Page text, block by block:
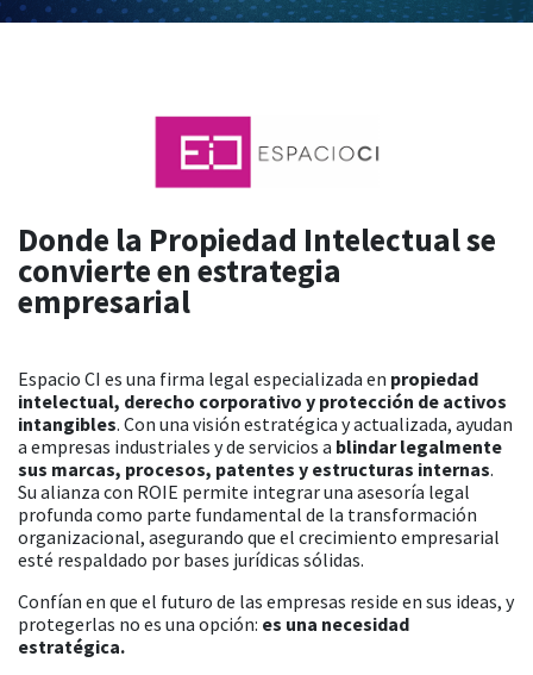
Donde la Propiedad Intelectual se
convierte en estrategia
empresarial
Espacio CI es una firma legal especializada en propiedad
intelectual, derecho corporativo y protección de activos
intangibles. Con una visión estratégica y actualizada, ayudan
a empresas industriales y de servicios a blindar legalmente
sus marcas, procesos, patentes y estructuras internas.
Su alianza con ROIE permite integrar una asesoría legal
profunda como parte fundamental de la transformación
organizacional, asegurando que el crecimiento empresarial
esté respaldado por bases jurídicas sólidas.
Confían en que el futuro de las empresas reside en sus ideas, y
protegerlas no es una opción: es una necesidad
estratégica.